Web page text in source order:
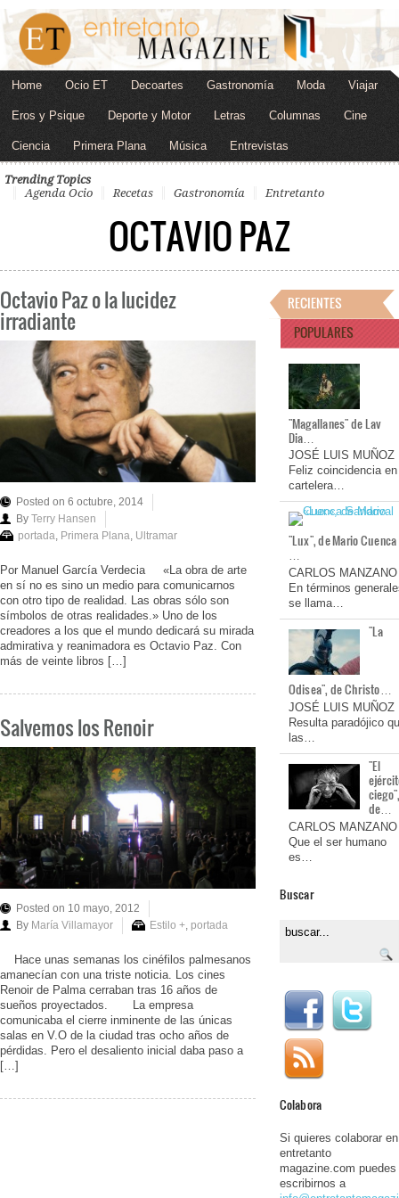
Home Ocio ET Decoartes Gastronomía Moda Viajar
Eros y Psique Deporte y Motor Letras Columnas Cine
Ciencia Primera Plana Música Entrevistas
Trending Topics
Agenda Ocio
Recetas Gastronomía Entretanto
OCTAVIO PAZ
Octavio Paz o la lucidez
irradiante
Posted on 6 octubre, 2014
By Terry Hansen
portada, Primera Plana, Ultramar
Por Manuel García Verdecia «La obra de arte
en sí no es sino un medio para comunicarnos
con otro tipo de realidad. Las obras sólo son
símbolos de otras realidades.» Uno de los
creadores a los que el mundo dedicará su mirada
admirativa y reanimadora es Octavio Paz. Con
más de veinte libros […]
Salvemos los Renoir
Posted on 10 mayo, 2012
By María Villamayor Estilo +, portada
Hace unas semanas los cinéfilos palmesanos
amanecían con una triste noticia. Los cines
Renoir de Palma cerraban tras 16 años de
sueños proyectados. La empresa
comunicaba el cierre inminente de las únicas
salas en V.O de la ciudad tras ocho años de
pérdidas. Pero el desaliento inicial daba paso a
[…]
RECIENTES
POPULARES
"Magallanes" de Lav
Dia…
JOSÉ LUIS MUÑOZ
Feliz coincidencia en
cartelera…
"Lux", de Mario Cuenca
…
CARLOS MANZANO
En términos
se llama…
"La
Odisea", de Christo…
JOSÉ LUIS MUÑOZ
Resulta paradójico
las…
"El
de…
CARLOS MANZANO
Que el ser humano
es…
Buscar
Colabora
Si quieres colaborar en
entretanto
magazine.com puedes
escribirnos a